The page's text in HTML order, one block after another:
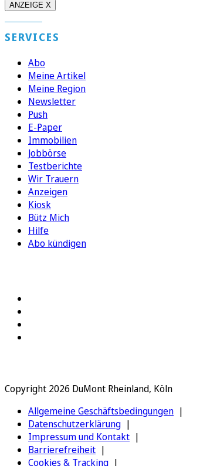
ANZEIGE X
SERVICES
Abo
Meine Artikel
Meine Region
Newsletter
Push
E-Paper
Immobilien
Jobbörse
Testberichte
Wir Trauern
Anzeigen
Kiosk
Bütz Mich
Hilfe
Abo kündigen
Copyright 2026 DuMont Rheinland, Köln
Allgemeine Geschäftsbedingungen
Datenschutzerklärung
Impressum und Kontakt
Barrierefreiheit
Cookies & Tracking